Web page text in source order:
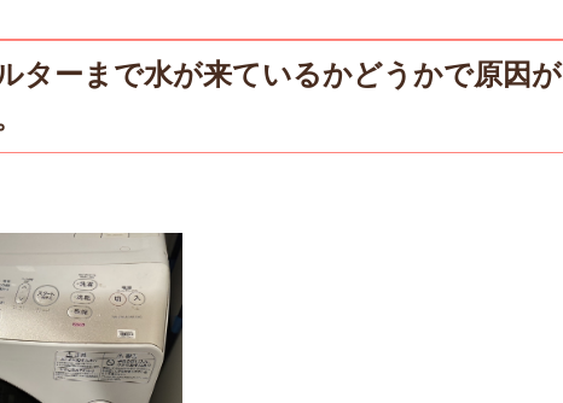
ターまで水が来ているかどうかで原因が